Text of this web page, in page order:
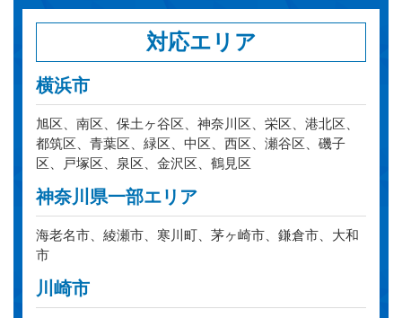
対応エリア
横浜市
旭区、南区、保土ヶ谷区、神奈川区、栄区、港北区、
都筑区、青葉区、緑区、中区、西区、瀬谷区、磯子
区、戸塚区、泉区、金沢区、鶴見区
神奈川県一部エリア
海老名市、綾瀬市、寒川町、茅ヶ崎市、鎌倉市、大和
市
川崎市